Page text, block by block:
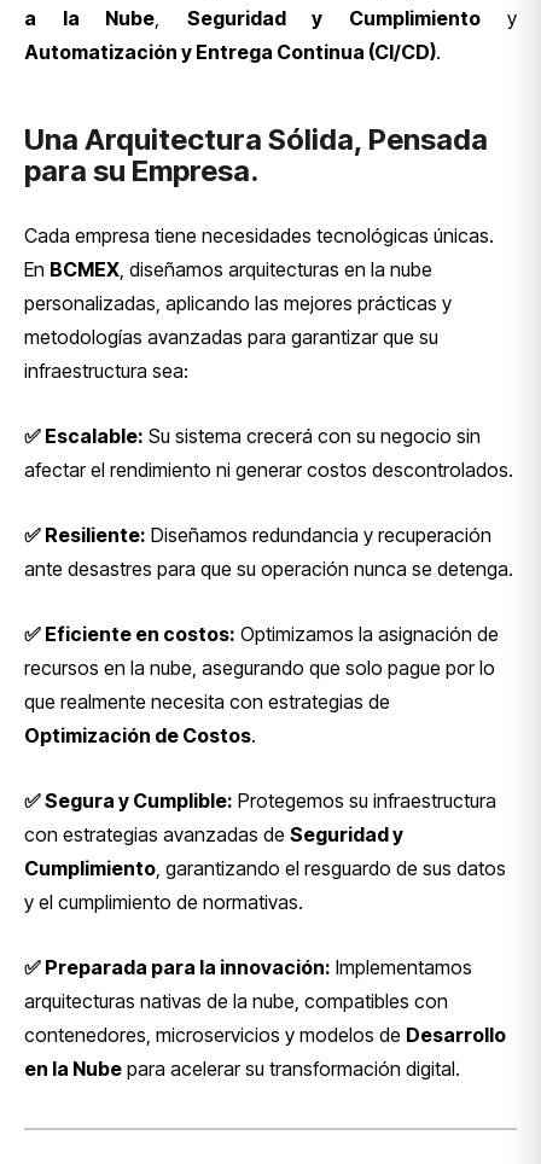
a la Nube
Seguridad y Cumplimientoy
Automatización y Entrega Continua (CI/CD).
Una Arquitectura Sólida, Pensada
para su Empresa.
Cada empresa tiene necesidades tecnológicas únicas.
En BCMEX , diseñamos arquitecturas en la nube
personalizadas, aplicando las mejores prácticas y
metodologías avanzadas para garantizar que su
infraestructura sea:
✅ Escalable: Su sistema crecerá con su negocio sin
afectar el rendimiento ni generar costos descontrolados.
✅ Resiliente: Diseñamos redundancia y recuperación
ante desastres para que su operación nunca se detenga.
✅ Eficiente en costos: Optimizamos la asignación de
recursos en la nube, asegurando que solo pague por lo
que realmente necesita con estrategias de
Optimización de Costos.
✅ Segura y Cumplible: Protegemos su infraestructura
con estrategias avanzadas de Seguridad y
Cumplimiento , garantizando el resguardo de sus datos
y el cumplimiento de normativas.
✅ Preparada para la innovación: Implementamos
arquitecturas nativas de la nube, compatibles con
contenedores, microservicios y modelos de Desarrollo
en la Nube para acelerar su transformación digital.